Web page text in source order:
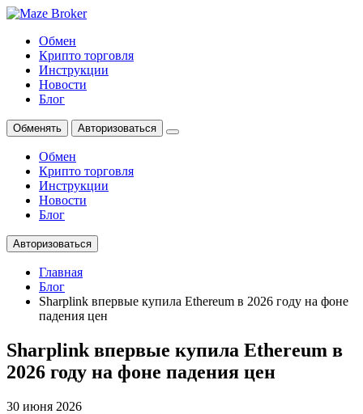
Обмен
Крипто торговля
Инструкции
Новости
Блог
Обменять Авторизоваться
Обмен
Крипто торговля
Инструкции
Новости
Блог
Авторизоваться
Главная
Блог
Sharplink впервые купила Ethereum в 2026 году на фоне
падения цен
Sharplink впервые купила Ethereum в
2026 году на фоне падения цен
30 июня 2026